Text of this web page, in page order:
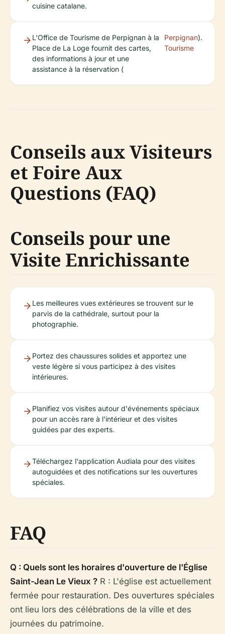
cuisine catalane.
L'Office de Tourisme de Perpignan à la
Place de La Loge fournit des cartes,
des informations à jour et une
assistance à la réservation (
Perpignan
Tourisme
).
Conseils aux Visiteurs
et Foire Aux
Questions (FAQ)
Conseils pour une
Visite Enrichissante
Les meilleures vues extérieures se trouvent sur le
parvis de la cathédrale, surtout pour la
photographie.
Portez des chaussures solides et apportez une
veste légère si vous participez à des visites
intérieures.
Planifiez vos visites autour d'événements spéciaux
pour un accès rare à l'intérieur et des visites
guidées par des experts.
Téléchargez l'application Audiala pour des visites
autoguidées et des notifications sur les ouvertures
spéciales.
FAQ
Q : Quels sont les horaires d'ouverture de l'Église
Saint-Jean Le Vieux ? R : L'église est actuellement
fermée pour restauration. Des ouvertures spéciales
ont lieu lors des célébrations de la ville et des
journées du patrimoine.